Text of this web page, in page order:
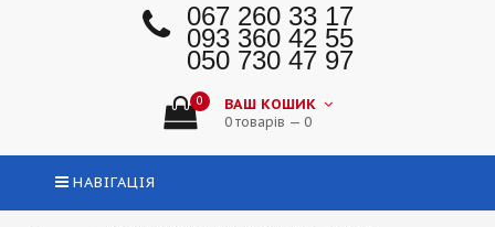
067 260 33 17
093 360 42 55
050 730 47 97
0 ВАШ КОШИК
0 товарів — 0
НАВІГАЦІЯ